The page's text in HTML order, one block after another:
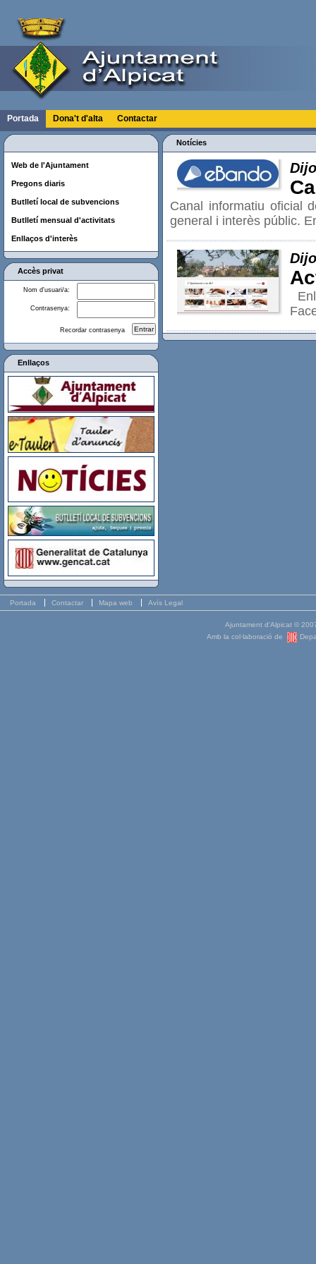
Portada Dona't d'alta Contactar
Web de l'Ajuntament
Pregons diaris
Butlletí local de subvencions
Butlletí mensual d'activitats
Enllaços d'interès
Accès privat
Nom d'usuari/a:
Contrasenya:
Recordar contrasenya
Enllaços
Notícies
Canal informatiu oficial
general i interès públic.
Portada Contactar Mapa web Avís Legal
Ajuntament d'Alpicat ©
Amb la col·laboració de